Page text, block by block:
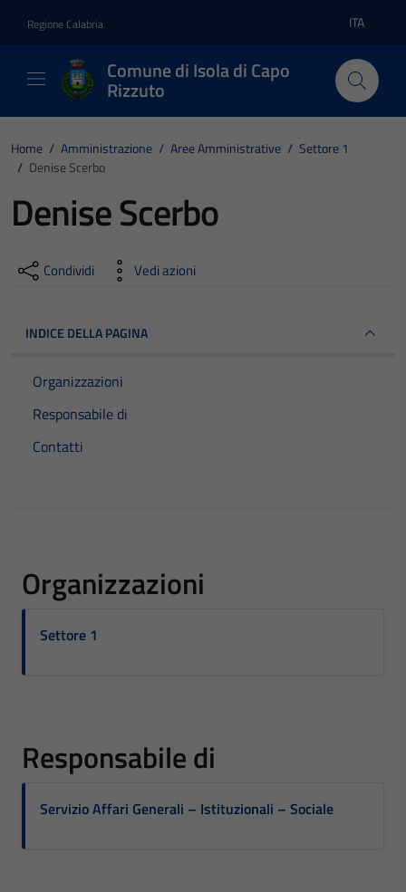
Regione Calabria Lingua
ITA
Comune di Isola di Capo
Rizzuto
Home / Amministrazione / Aree Amministrative / Settore 1
/ Denise Scerbo
Denise Scerbo
Condividi Vedi azioni
INDICE DELLA PAGINA
Organizzazioni
Responsabile di
Contatti
Organizzazioni
Settore 1
Responsabile di
Servizio Affari Generali – Istituzionali – Sociale